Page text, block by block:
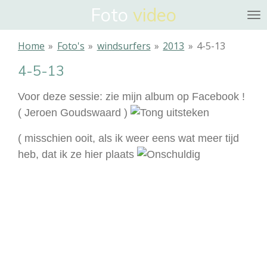
naar
hoofdinhoud
Foto video
Home » Foto's » windsurfers » 2013 » 4-5-13
4-5-13
Voor deze sessie: zie mijn album op Facebook !
( Jeroen Goudswaard )
( misschien ooit, als ik weer eens wat meer tijd
heb, dat ik ze hier plaats